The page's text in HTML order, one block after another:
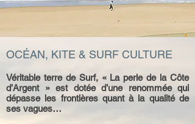
OCÉAN, KITE & SURF CULTURE
Véritable terre de Surf, « La perle de la Côte
d’Argent » est dotée d’une renommée qui
dépasse les frontières quant à la qualité de
ses vagues…